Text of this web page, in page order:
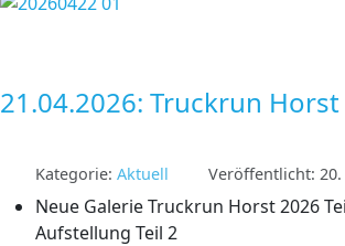
21.04.2026: Truckrun Horst
Kategorie: Aktuell Veröffentlicht:
Neue Galerie Truckrun Horst 2026
Aufstellung Teil 2